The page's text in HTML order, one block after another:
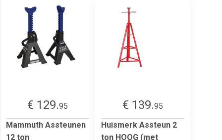
€ 129.95
Mammuth Assteunen
12 ton
€ 139.95
Huismerk Assteun 2
ton HOOG (met